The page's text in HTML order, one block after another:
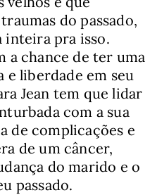
do passado,
inteira pra isso.
a chance de ter uma
liberdade em seu
Jean tem que lidar
com a sua
de complicações e
de um câncer,
do marido e o
passado.